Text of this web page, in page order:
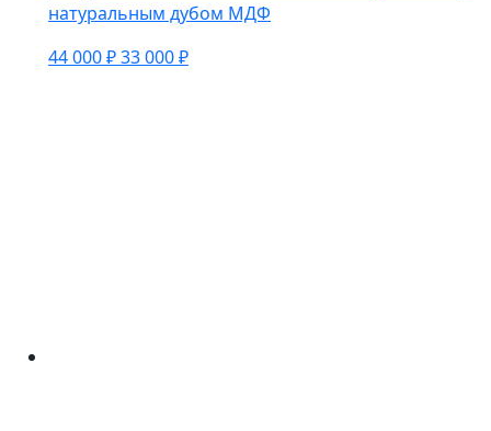
натуральным дубом МДФ
44 000 ₽33 000 ₽